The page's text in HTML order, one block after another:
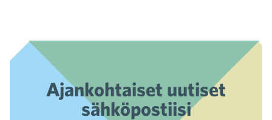
Ajankohtaiset uutiset
sähköpostiisi